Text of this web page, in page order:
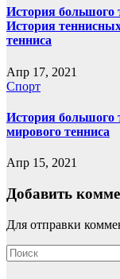
История большого
История
тенниса
Апр 17, 2021
Спорт
История большого
мирового тенниса
Апр 15, 2021
Добавить
Для отправки